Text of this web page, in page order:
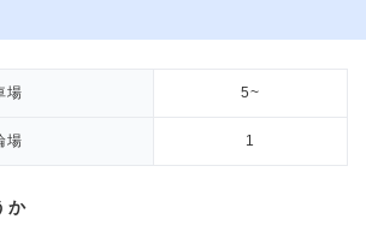
場 5~
場 1
か